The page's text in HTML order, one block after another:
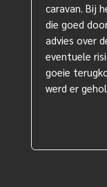
caravan. Bij
die goed
advies over
eventuele
goeie
werd er